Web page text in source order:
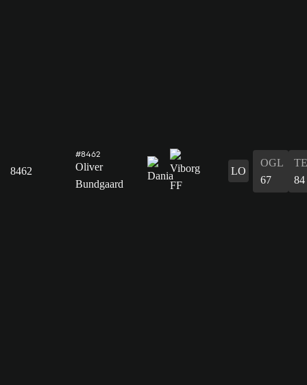
8462
#8462
Oliver
Bundgaard
LO
OGL
67
84